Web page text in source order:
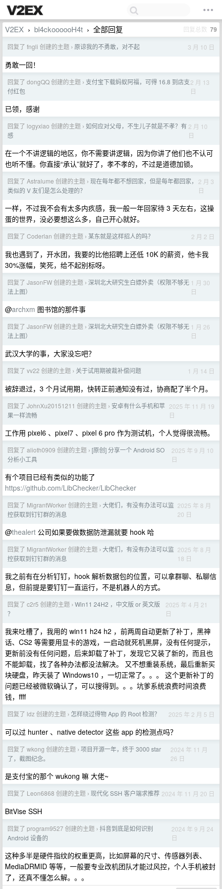
V2EX › bl4ckoooooH4t › 全部回复 回复总数 79
回复了 fngli 创建的主题 › 原谅我的不勇敢，对不起 3 月 10 日
勇敢一回！
回复了 dongQQ 创建的主题 › 支付宝下载蚂蚁阿福，可得 16.8 到店支
付红包
2 月 13
日
已领，感谢
回复了 logyxiao 创建的主题 › 如何应对父母，不生儿子就是不孝？有
感
2 月 10
日
在一个不讲逻辑的地区，你不需要讲逻辑，因为你讲了他们也不认可
也听不懂。你直接“承认”就好了，孝不孝的，不过是道德加锁。
回复了 Astralume 创建的主题 › 现在每年都不想回家，但是每年都回家，
类似的 V 友们是怎么处理的？
2 月 3
日
一样，不过我不会有太多内疚感，我一般一年回家待 3 天左右，这操
蛋的世界，没必要想这么多，自己开心就好。
回复了 Coderlan 创建的主题 › 某东就是这样招人的吗？ 2 月 2 日
我也遇到了，开水团，我要的比他招聘上还低 10K 的薪资，他卡我
30%涨幅，笑死，给不起别标呀。
回复了 JasonFW 创建的主题 › 深圳北大研究生白嫖外卖（权限不够无
法上图）
1 月 30
日
@archxm 图书馆的那件事
回复了 JasonFW 创建的主题 › 深圳北大研究生白嫖外卖（权限不够无
法上图）
1 月 26
日
武汉大学的事，大家没忘吧？
回复了 vv22 创建的主题 › 关于试用期被裁补偿问题 1 月 14 日
被辞退过，3 个月试用期，快转正前通知没有过，协商配了半个月。
回复了 JohnXu20151211 创建的主题 › 安卓有什么手机和苹
果一样流畅
2025 年 11 月 19
日
工作用 pixel6 、pixel7 、pixel 6 pro 作为测试机，个人觉得很流畅。
回复了 alioth0909 创建的主题 › [原创] 分享一个 Android SO
分析小工具
2025 年 9 月 10
日
有个项目已经有类似的功能了
https://github.com/LibChecker/LibChecker
回复了 MigrantWorker 创建的主题 › 大佬们，有没有办法可以监
控获取到钉钉群的消息
2025 年 8 月
20 日
@thealert 公司如果要做数据防泄漏就要 hook 哈
回复了 MigrantWorker 创建的主题 › 大佬们，有没有办法可以监
控获取到钉钉群的消息
2025 年 8 月
18 日
我之前有在分析钉钉，hook 解析数据包的位置，可以拿群聊、私聊信
息，但前提是要钉钉一直运行，不是机器人的方式。
回复了 c2r5 创建的主题 › Win11 24H2 ，中文版 or 英文版
？
2025 年 4 月 21
日
我来吐槽了，我用的 win11 h24 h2 ，前两周自动更新了补丁，黑神
话、CS2 等需要用显卡的游戏，一启动就死机黑屏，没有任何提示，
更新前没有任何问题，后来卸载了补丁，发现它又装了新的，而且也
不能卸载，找了各种办法都没法解决。 又不想重装系统，最后重新买
块硬盘，昨天装了 Windows10 ，一切正常了。。。 这个更新补丁的
问题已经被微软确认了，可以搜得到。。。坑爹系统浪费时间浪费
钱，ffff
回复了 ldz 创建的主题 › 怎样绕过得物 App 的 Root 检测？ 2025 年 2 月 5 日
可以过 hunter 、native detector 这些 app 的检测点吗？
回复了 wkong 创建的主题 › 项目开源一年，终于 3000 star
了，截图纪念。
2024 年 11 月
26 日
是支付宝的那个 wukong 嘛 大佬~
回复了 Leon6868 创建的主题 › 现代化 SSH 客户端求推荐 2024 年 11 月 20 日
BitVise SSH
回复了 program9527 创建的主题 › 抖音到底是如何识别
Android 设备的
2024 年 9 月 24
日
这种多半是硬件指纹的权重更高，比如屏幕的尺寸、传感器列表、
MediaDRMID 等等，一般要专业改机团队才能过风控，个人手机被封
了，还真不懂怎么解。。。